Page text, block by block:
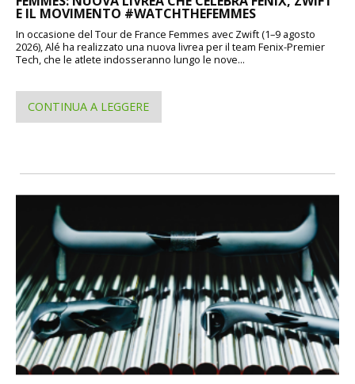
E IL MOVIMENTO #WATCHTHEFEMMES
In occasione del Tour de France Femmes avec Zwift (1–9 agosto
2026), Alé ha realizzato una nuova livrea per il team Fenix-Premier
Tech, che le atlete indosseranno lungo le nove...
CONTINUA A LEGGERE